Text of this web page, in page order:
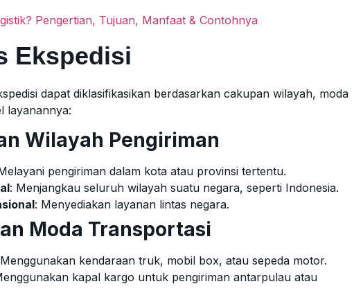
Pengertian, Tujuan, Manfaat & Contohnya
Ekspedisi
dapat diklasifikasikan berdasarkan cakupan wilayah, moda
layanannya:
Wilayah Pengiriman
pengiriman dalam kota atau provinsi tertentu.
: Menjangkau seluruh wilayah suatu negara, seperti Indonesia.
: Menyediakan layanan lintas negara.
Moda Transportasi
kendaraan truk, mobil box, atau sepeda motor.
kapal kargo untuk pengiriman antarpulau atau